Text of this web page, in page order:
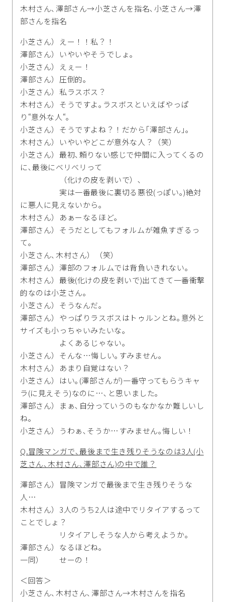
木村さん､澤部さん→小芝さんを指名､小芝さん→澤
部さんを指名
小芝さん）えー！！私？！
澤部さん）いやいやそうでしょ｡
小芝さん）えぇー！
澤部さん）圧倒的｡
小芝さん）私ラスボス？
木村さん）そうですよ｡ラスボスといえばやっぱ
り“意外な人“｡
小芝さん）そうですよね？！だから｢澤部さん｣｡
木村さん）いやいやどこが意外な人？（笑）
小芝さん）最初､頼りない感じで仲間に入ってくるの
に､最後にベリべリって
（化けの皮を剥いで）､
実は一番最後に裏切る悪役(っぽい｡)絶対
に悪人に見えないから｡
木村さん）あぁーなるほど｡
澤部さん）そうだとしてもフォルムが雑魚すぎるっ
て｡
小芝さん､木村さん）（笑）
澤部さん）澤部のフォルムでは背負いきれない｡
木村さん）最後(化けの皮を剥いで)出てきて一番衝撃
的なのは小芝さん｡
小芝さん）そうなんだ｡
澤部さん）やっぱりラスボスはトゥルンとね｡意外と
サイズも小っちゃいみたいな｡
よくあるじゃない｡
小芝さん）そんな…悔しい｡すみません｡
木村さん）あまり自覚はない？
小芝さん）はい｡(澤部さんが)一番守ってもらうキャ
ラ(に見えそう)なのに…､と思いました｡
澤部さん）まぁ､自分っていうのもなかなか難しいし
ね｡
小芝さん）うわぁ､そうか…すみません｡悔しい！
Q.冒険マンガで､最後まで生き残りそうなのは3人(小
芝さん､木村さん､澤部さん)の中で誰？
澤部さん）冒険マンガで最後まで生き残りそうな
人…
木村さん）3人のうち2人は途中でリタイアするって
ことでしょ？
リタイアしそうな人から考えようか｡
澤部さん）なるほどね｡
一同） せーの！
＜回答＞
小芝さん､木村さん､澤部さん→木村さんを指名